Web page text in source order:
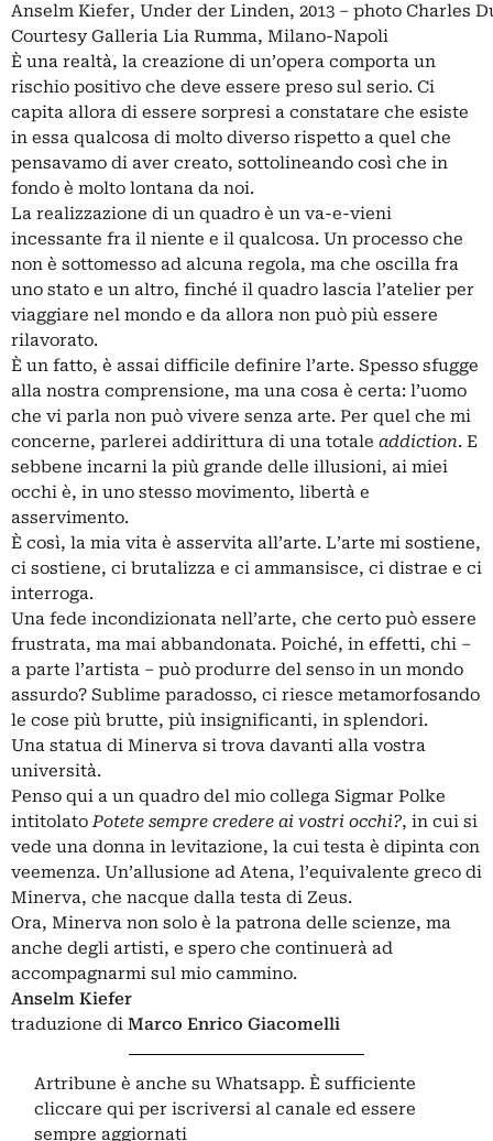
Anselm Kiefer, Under der Linden, 2013 – photo Charles
Courtesy Galleria Lia Rumma, Milano-Napoli
È una realtà, la creazione di un’opera comporta un
rischio positivo che deve essere preso sul serio. Ci
capita allora di essere sorpresi a constatare che esiste
in essa qualcosa di molto diverso rispetto a quel che
pensavamo di aver creato, sottolineando così che in
fondo è molto lontana da noi.
La realizzazione di un quadro è un va-e-vieni
incessante fra il niente e il qualcosa. Un processo che
non è sottomesso ad alcuna regola, ma che oscilla fra
uno stato e un altro, finché il quadro lascia l’atelier per
viaggiare nel mondo e da allora non può più essere
rilavorato.
È un fatto, è assai difficile definire l’arte. Spesso sfugge
alla nostra comprensione, ma una cosa è certa: l’uomo
che vi parla non può vivere senza arte. Per quel che mi
concerne, parlerei addirittura di una totale addiction. E
sebbene incarni la più grande delle illusioni, ai miei
occhi è, in uno stesso movimento, libertà e
asservimento.
È così, la mia vita è asservita all’arte. L’arte mi sostiene,
ci sostiene, ci brutalizza e ci ammansisce, ci distrae e ci
interroga.
Una fede incondizionata nell’arte, che certo può essere
frustrata, ma mai abbandonata. Poiché, in effetti, chi –
a parte l’artista – può produrre del senso in un mondo
assurdo? Sublime paradosso, ci riesce metamorfosando
le cose più brutte, più insignificanti, in splendori.
Una statua di Minerva si trova davanti alla vostra
università.
Penso qui a un quadro del mio collega Sigmar Polke
intitolatoPotete sempre credere ai vostri occhi?, in cui si
vede una donna in levitazione, la cui testa è dipinta con
veemenza. Un’allusione ad Atena, l’equivalente greco di
Minerva, che nacque dalla testa di Zeus.
Ora, Minerva non solo è la patrona delle scienze, ma
anche degli artisti, e spero che continuerà ad
accompagnarmi sul mio cammino.
Anselm Kiefer
traduzione di Marco Enrico Giacomelli
Artribune è anche su Whatsapp. È sufficiente
cliccare qui per iscriversi al canale ed essere
sempre aggiornati